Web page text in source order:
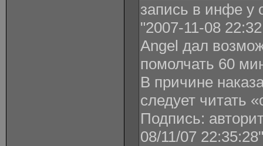
запись в инфе у
"2007-11-08
Angel дал
помолчать 60
В причине
следует читать
Подпись:
08/11/07 22:35:28"